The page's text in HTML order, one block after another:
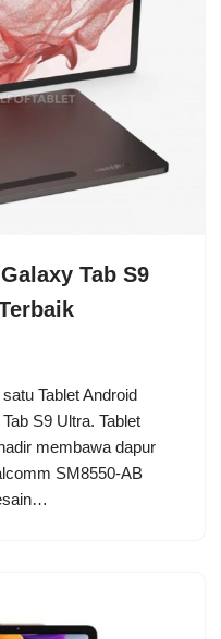
Tab S9
Tablet Android
S9 Ultra. Tablet
membawa dapur
SM8550-AB